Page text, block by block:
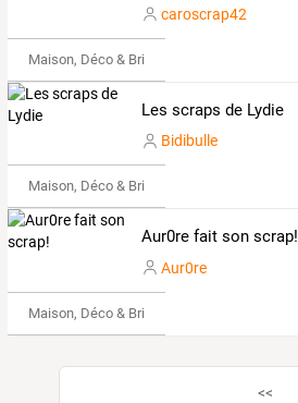
caroscrap42
Maison, Déco & Bricolage
Les scraps de Lydie
Bidibulle
Maison, Déco & Bricolage
Aur0re fait son scrap!
Aur0re
Maison, Déco & Bricolage
<<